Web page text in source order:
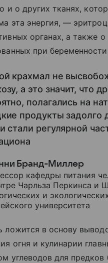
и о других тканях,
эта энергия, —
органах, а также о
при
крахмал не
а это значит, что
полагались на
продукты задолго
стали регулярной
Бранд‑Миллер
кафедры питания
Чарльза Перкинса и
и
университета
ложится в основу
огня и кулинарии
углеводов для